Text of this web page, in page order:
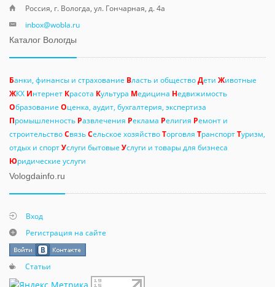
Россия, г. Вологда, ул. Гончарная, д. 4а
inbox@wobla.ru
Каталог Вологды
Банки, финансы и страхование Власть и обществоДети Животные
ЖКХ Интернет Красота Культура Медицина Недвижимость
Образование Оценка, аудит, бухгалтерия, экспертиза
Промышленность Развлечения Реклама Религия Ремонт и
строительствоСвязьСельское хозяйствоТорговля ТранспортТуризм,
отдых и спортУслуги бытовые Услуги и товары для бизнеса
Юридические услуги
Vologdainfo.ru
Вход
Регистрация на сайте
Статьи